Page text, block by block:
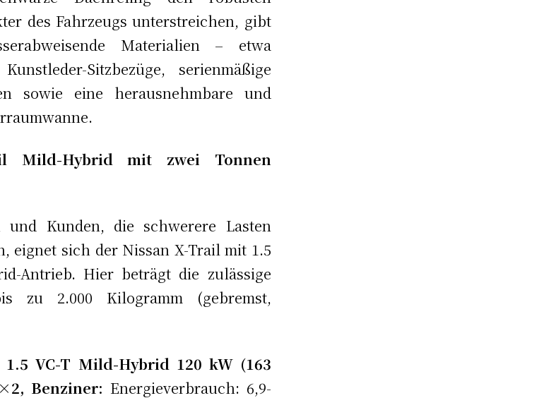
des Fahrzeugs unterstreichen, gibt
Materialien – etwa
Sitzbezüge, serienmäßige
sowie eine herausnehmbare und
Mild-Hybrid mit zwei Tonnen
und Kunden, die schwerere Lasten
eignet sich der Nissan X-Trail mit 1.5
Antrieb. Hier beträgt die zulässige
zu 2.000 Kilogramm (gebremst,
VC-T Mild-Hybrid 120 kW (163
Benziner: Energieverbrauch: 6,9-